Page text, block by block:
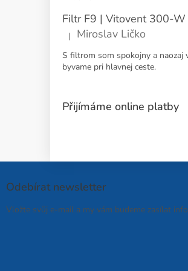
Hodnocení produktu je 5 z 5
| Miroslav Ličko
S filtrom som spokojny a naozaj
byvame pri hlavnej ceste.
Přijímáme online platby
Odebírat newsletter
Vložte svůj e-mail a my vám budeme zasílat